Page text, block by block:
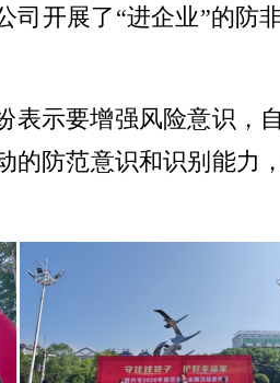
开展了“进企业”的防
示要增强风险意识，
防范意识和识别能力